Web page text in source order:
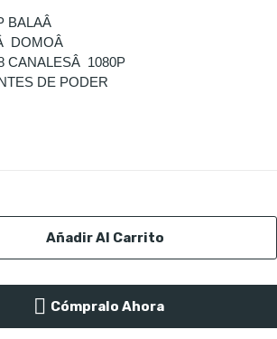
BALAÂ
DOMOÂ
CANALESÂ 1080P
DE PODER
Añadir Al Carrito
Cómpralo Ahora